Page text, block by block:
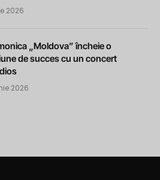
2026
„Moldova” încheie o
de succes cu un concert
2026